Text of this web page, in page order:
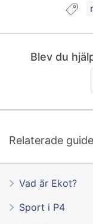
Blev du
Relaterade
Vad är Ekot?
Sport i P4